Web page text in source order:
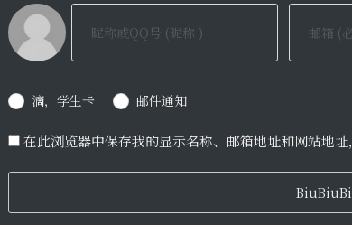
滴，学生卡 邮件通知
在此浏览器中保存我的显示名称、邮箱地址和网站地址